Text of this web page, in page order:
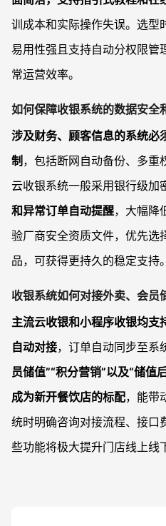
训成本和实际操作失误。选型
易用性强且支持自动分权限管
常运营效率。
如何保障收银系统的数据安全
涉及财务、顾客信息的系统必
制 ，包括断网自动备份、多重
云收银系统一般采用银行级加
和异常订单自动提醒，大幅降
验厂商安全资质文件，优先选
品，可获得更持久的稳定支持。
收银系统如何对接外卖、会员
主流云收银和小程序收银均支
自动对接，订单自动同步至系
员储值”“积分营销”以及“储值
成为新开餐饮店的标配，能带
统时明确咨询对接流程、接口
些功能将极大提升门店线上线